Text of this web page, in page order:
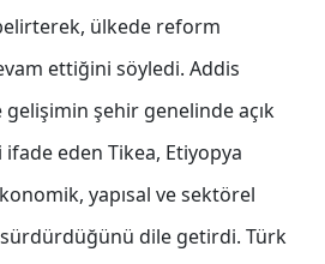
ülkede reform
ettiğini söyledi. Addis
gelişimin şehir genelinde açık
eden Tikea, Etiyopya
yapısal ve sektörel
sürdürdüğünü dile getirdi. Türk